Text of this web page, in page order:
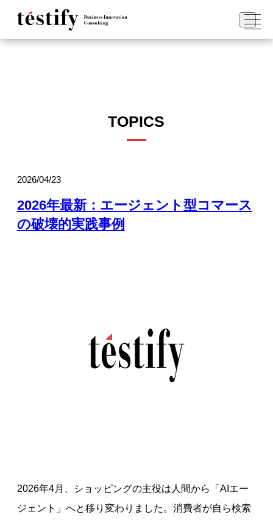
TOPICS
2026/04/23
2026年最新：エージェント型コマース
の破壊的実践事例
2026年4月、ショッピングの主役は人間から「AIエー
ジェント」へと移り変わりました。消費者が自ら検索